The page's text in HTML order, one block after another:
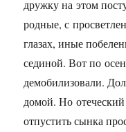
дружку на этом
родные, с
глазах, иные
сединой. Вот по
демобилизовали.
домой. Но
отпустить сынка